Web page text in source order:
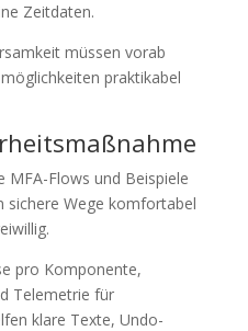
Zeitdaten.
müssen vorab
praktikabel
MFA-Flows und Beispiele
sichere Wege komfortabel
pro Komponente,
Telemetrie für
klare Texte, Undo-